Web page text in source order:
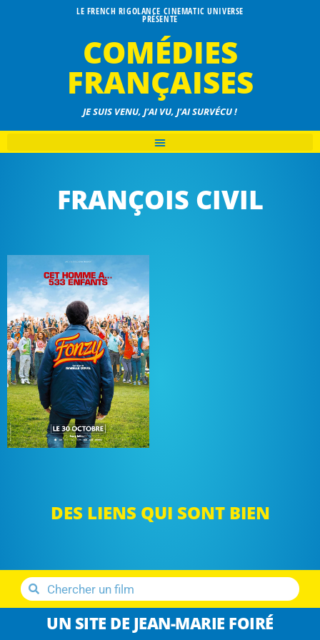
LE FRENCH RIGOLANCE CINEMATIC UNIVERSE
PRÉSENTE
COMÉDIES
FRANÇAISES
JE SUIS VENU, J'AI VU, J'AI SURVÉCU !
FRANÇOIS CIVIL
DES LIENS QUI SONT BIEN
UN SITE DE JEAN-MARIE FOIRÉ